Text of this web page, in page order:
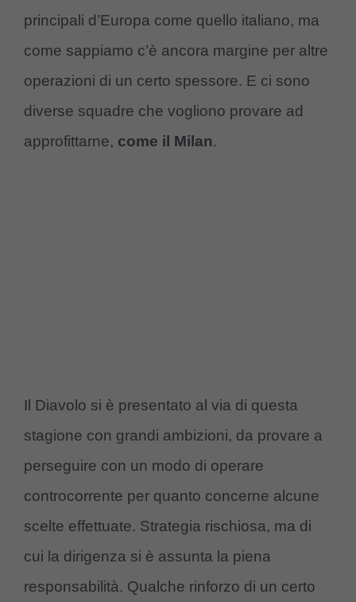
principali d’Europa come quello italiano, ma
come sappiamo c’è ancora margine per altre
operazioni di un certo spessore. E ci sono
diverse squadre che vogliono provare ad
approfittarne, come il Milan.
Il Diavolo si è presentato al via di questa
stagione con grandi ambizioni, da provare a
perseguire con un modo di operare
controcorrente per quanto concerne alcune
scelte effettuate. Strategia rischiosa, ma di
cui la dirigenza si è assunta la piena
responsabilità. Qualche rinforzo di un certo